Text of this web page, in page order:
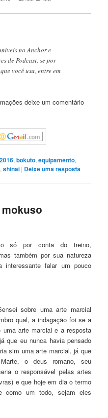
no Anchor e
de Podcast, se por
você usa, entre em
deixe um comentário
2016,bokuto,equipamento,
,shinai | Deixe uma resposta
só por conta do treino,
também por sua natureza
interessante falar um pouco
sobre uma arte marcial
qual, a indagação foi se a
arte marcial e a resposta
que eu nunca havia pensado
sim uma arte marcial, já que
o deus romano, seu
o responsável pelas artes
e que hoje em dia o termo
como um todo, sejam eles